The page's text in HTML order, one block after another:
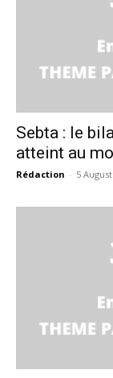
Sebta : le
atteint au
Rédaction - 5